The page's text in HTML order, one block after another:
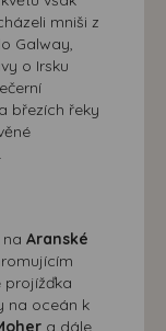
mniši z
Galway,
o Irsku
březích řeky
Aranské
projížďka
na oceán k
a dále